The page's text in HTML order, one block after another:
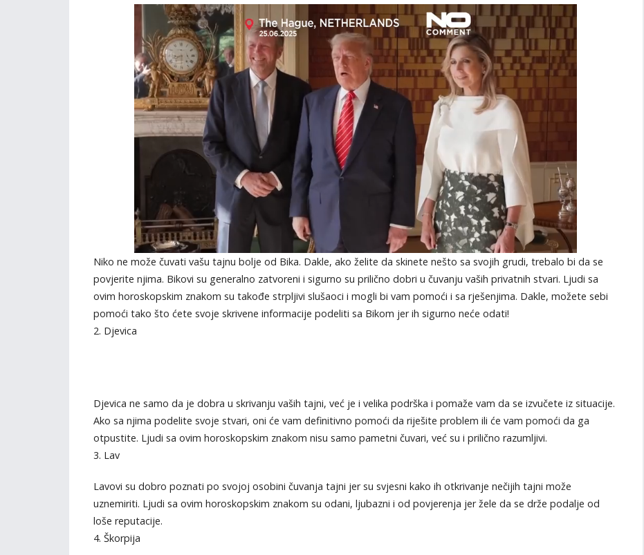
Niko ne može čuvati vašu tajnu bolje od Bika. Dakle, ako želite da skinete nešto sa svojih grudi, trebalo bi da se
povjerite njima. Bikovi su generalno zatvoreni i sigurno su prilično dobri u čuvanju vaših privatnih stvari. Ljudi sa
ovim horoskopskim znakom su takođe strpljivi slušaoci i mogli bi vam pomoći i sa rješenjima. Dakle, možete sebi
pomoći tako što ćete svoje skrivene informacije podeliti sa Bikom jer ih sigurno neće odati!
2. Djevica
Djevica ne samo da je dobra u skrivanju vaših tajni, već je i velika podrška i pomaže vam da se izvučete iz situacije.
Ako sa njima podelite svoje stvari, oni će vam definitivno pomoći da riješite problem ili će vam pomoći da ga
otpustite. Ljudi sa ovim horoskopskim znakom nisu samo pametni čuvari, već su i prilično razumljivi.
3. Lav
Lavovi su dobro poznati po svojoj osobini čuvanja tajni jer su svjesni kako ih otkrivanje nečijih tajni može
uznemiriti. Ljudi sa ovim horoskopskim znakom su odani, ljubazni i od povjerenja jer žele da se drže podalje od
loše reputacije.
4. Škorpija